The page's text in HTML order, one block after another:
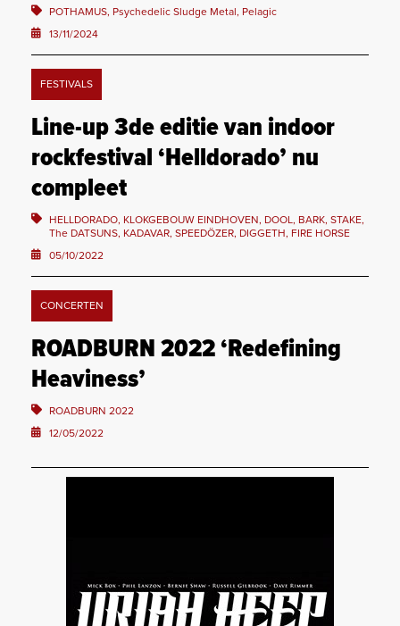
POTHAMUS, Psychedelic Sludge Metal, Pelagic
13/11/2024
FESTIVALS
Line-up 3de editie van indoor
rockfestival ‘Helldorado’ nu
compleet
HELLDORADO, KLOKGEBOUW EINDHOVEN, DOOL, BARK, STAKE,
The DATSUNS, KADAVAR, SPEEDÖZER, DIGGETH, FIRE HORSE
05/10/2022
CONCERTEN
ROADBURN 2022 ‘Redefining
Heaviness’
ROADBURN 2022
12/05/2022